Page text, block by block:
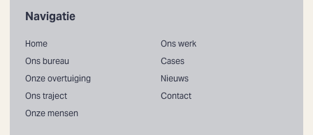
Navigatie
Home
Ons bureau
Onze overtuiging
Ons traject
Onze mensen
Ons werk
Cases
Nieuws
Contact